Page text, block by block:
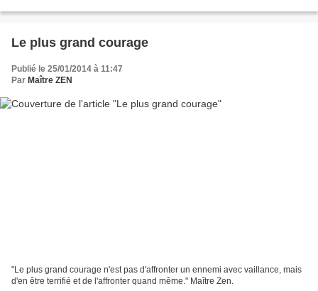
Le plus grand courage
Publié le 25/01/2014 à 11:47
Par Maître ZEN
"Le plus grand courage n'est pas d'affronter un ennemi avec vaillance, mais
d'en être terrifié et de l'affronter quand même." Maître Zen.